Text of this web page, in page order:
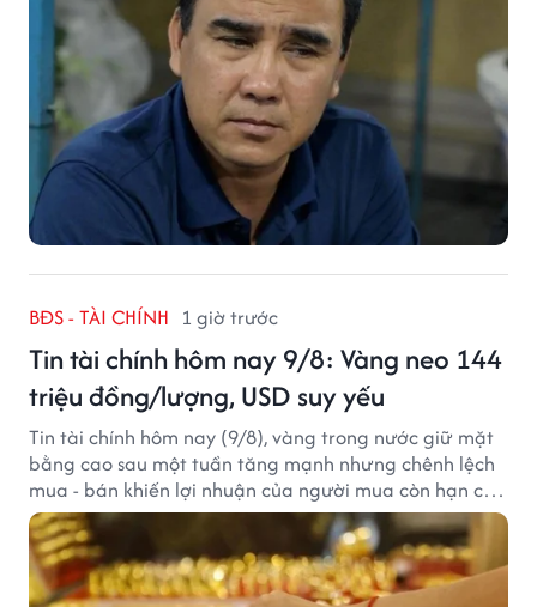
BĐS - TÀI CHÍNH 1 giờ trước
Tin tài chính hôm nay 9/8: Vàng neo 144
triệu đồng/lượng, USD suy yếu
Tin tài chính hôm nay (9/8), vàng trong nước giữ mặt
bằng cao sau một tuần tăng mạnh nhưng chênh lệch
mua - bán khiến lợi nhuận của người mua còn hạn chế,
trong khi USD chịu sức ép sau dữ liệu việc làm Mỹ gây
thất vọng.